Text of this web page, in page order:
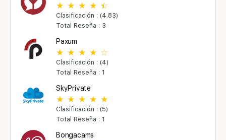
Clasificación : (4.83)
Total Reseña : 3
Paxum
Clasificación : (4)
Total Reseña : 1
SkyPrivate
Clasificación : (5)
Total Reseña : 1
Bongacams